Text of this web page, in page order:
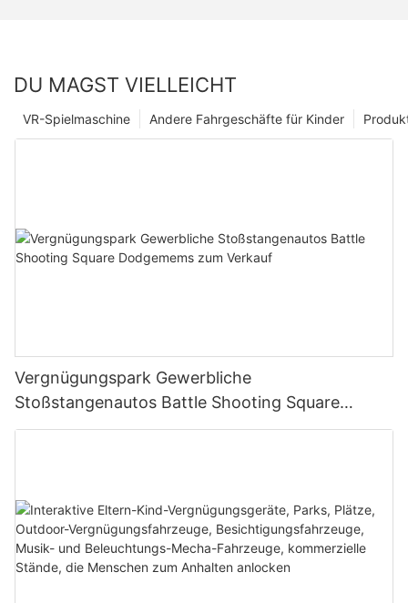
DU MAGST VIELLEICHT
Andere Fahrgeschäfte für Kinder
VR-Spielmaschine
Vergnügungspark Gewerbliche
Stoßstangenautos Battle Shooting Square
Dodgemems zum Verkauf